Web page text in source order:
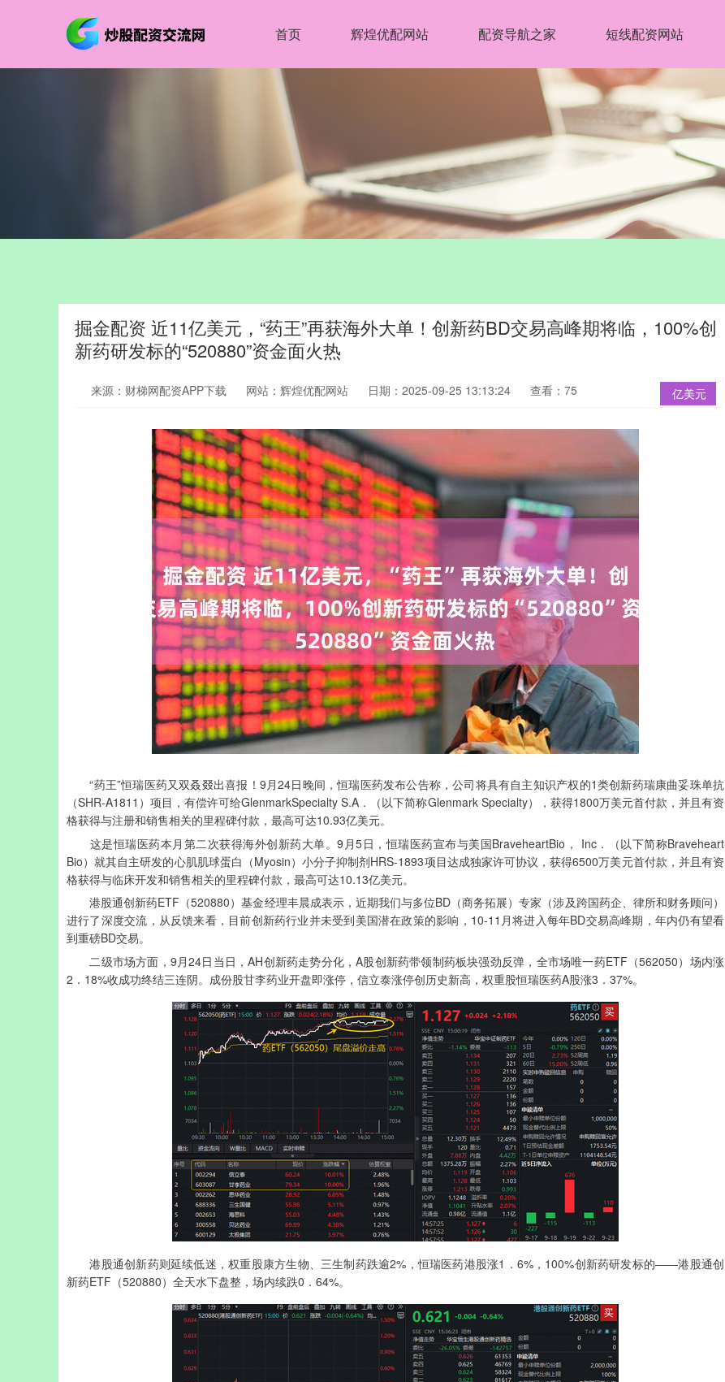
首页 辉煌优配网站 配资导航之家 短线配资网站
掘金配资 近11亿美元，“药王”再获海外大单！创新药BD交易高峰期将临，100%创
新药研发标的“520880”资金面火热
亿美元
来源：财梯网配资APP下载 网站：辉煌优配网站 日期：2025-09-25 13:13:24 查看：75
“药王”恒瑞医药又双叒叕出喜报！9月24日晚间，恒瑞医药发布公告称，公司将具有自主知识产权的1类创新药瑞康曲妥珠单抗
（SHR-A1811）项目，有偿许可给GlenmarkSpecialty S.A．（以下简称Glenmark Specialty），获得1800万美元首付款，并且有资
格获得与注册和销售相关的里程碑付款，最高可达10.93亿美元。
这是恒瑞医药本月第二次获得海外创新药大单。9月5日，恒瑞医药宣布与美国BraveheartBio， Inc．（以下简称Braveheart
Bio）就其自主研发的心肌肌球蛋白（Myosin）小分子抑制剂HRS-1893项目达成独家许可协议，获得6500万美元首付款，并且有资
格获得与临床开发和销售相关的里程碑付款，最高可达10.13亿美元。
港股通创新药ETF（520880）基金经理丰晨成表示，近期我们与多位BD（商务拓展）专家（涉及跨国药企、律所和财务顾问）
进行了深度交流，从反馈来看，目前创新药行业并未受到美国潜在政策的影响，10-11月将进入每年BD交易高峰期，年内仍有望看
到重磅BD交易。
二级市场方面，9月24日当日，AH创新药走势分化，A股创新药带领制药板块强劲反弹，全市场唯一药ETF（562050）场内涨
2．18%收成功终结三连阴。成份股甘李药业开盘即涨停，信立泰涨停创历史新高，权重股恒瑞医药A股涨3．37%。
港股通创新药则延续低迷，权重股康方生物、三生制药跌逾2%，恒瑞医药港股涨1．6%，100%创新药研发标的——港股通创
新药ETF（520880）全天水下盘整，场内续跌0．64%。